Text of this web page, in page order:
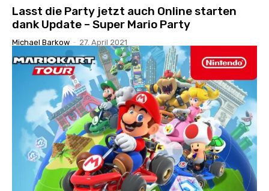
Lasst die Party jetzt auch Online starten
dank Update – Super Mario Party
Michael Barkow - 27. April 2021